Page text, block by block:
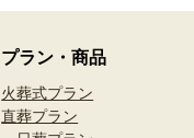
プラン・商品
火葬式プラン
直葬プラン